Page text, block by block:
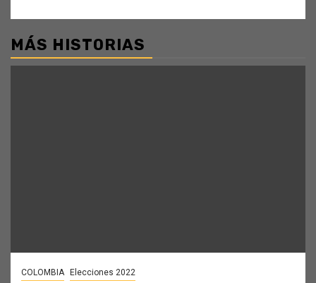
MÁS HISTORIAS
COLOMBIA Elecciones 2022